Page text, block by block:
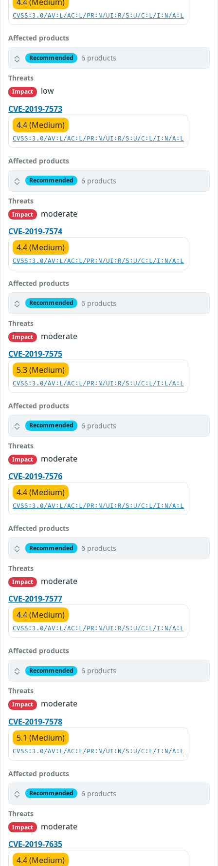
CVSS:3.0/AV:L/AC:L/PR:N/UI:R/S:U/C:L/I:N/A:L
Affected products
Recommended 6 products
Threats
Impact
low
CVE-2019-7573
4.4 (Medium)
CVSS:3.0/AV:L/AC:L/PR:N/UI:R/S:U/C:L/I:N/A:L
Affected products
Recommended 6 products
Threats
Impact
moderate
CVE-2019-7574
4.4 (Medium)
CVSS:3.0/AV:L/AC:L/PR:N/UI:R/S:U/C:L/I:N/A:L
Affected products
Recommended 6 products
Threats
Impact
moderate
CVE-2019-7575
5.3 (Medium)
CVSS:3.0/AV:L/AC:L/PR:N/UI:R/S:U/C:L/I:L/A:L
Affected products
Recommended 6 products
Threats
Impact
moderate
CVE-2019-7576
4.4 (Medium)
CVSS:3.0/AV:L/AC:L/PR:N/UI:R/S:U/C:L/I:N/A:L
Affected products
Recommended 6 products
Threats
Impact
moderate
CVE-2019-7577
4.4 (Medium)
CVSS:3.0/AV:L/AC:L/PR:N/UI:R/S:U/C:L/I:N/A:L
Affected products
Recommended 6 products
Threats
Impact
moderate
CVE-2019-7578
5.1 (Medium)
CVSS:3.0/AV:L/AC:L/PR:N/UI:N/S:U/C:L/I:N/A:L
Affected products
Recommended 6 products
Threats
Impact
moderate
CVE-2019-7635
4.4 (Medium)